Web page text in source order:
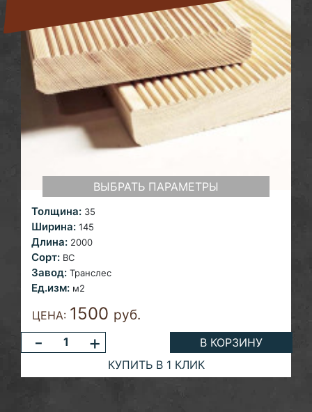
ВЫБРАТЬ ПАРАМЕТРЫ
Толщина: 35
Ширина: 145
Длина: 2000
Сорт: ВС
Завод: Транслес
Ед.изм: м2
ЦЕНА: 1500 руб.
- +
В КОРЗИНУ
КУПИТЬ В 1 КЛИК